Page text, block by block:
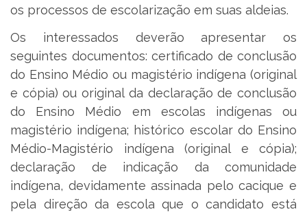
os processos de escolarização em suas aldeias.
Os interessados deverão apresentar os
seguintes documentos: certificado de conclusão
do Ensino Médio ou magistério indígena (original
e cópia) ou original da declaração de conclusão
do Ensino Médio em escolas indígenas ou
magistério indígena; histórico escolar do Ensino
Médio-Magistério indígena (original e cópia);
declaração de indicação da comunidade
indígena, devidamente assinada pelo cacique e
pela direção da escola que o candidato está